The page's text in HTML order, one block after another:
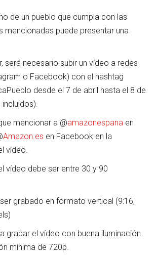
de un pueblo que cumpla con las
mencionadas puede presentar una
será necesario subir un vídeo a redes
o Facebook) con el hashtag
desde el 7 de abril hasta el 8 de
mencionar a @amazonespana en
Amazon.es en Facebook en la
vídeo.
vídeo debe ser entre 30 y 90
grabado en formato vertical (9:16,
grabar el vídeo con buena iluminación
mínima de 720p.